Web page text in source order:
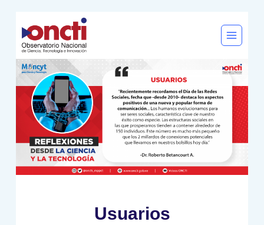
al
contenido
Usuarios